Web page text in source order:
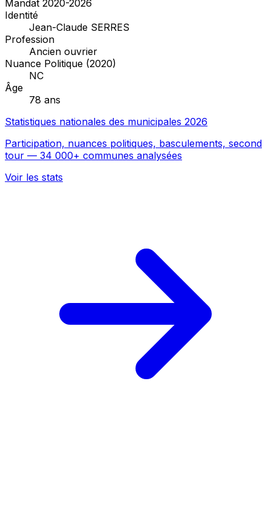
Mandat 2020-2026
Identité
Jean-Claude SERRES
Profession
Ancien ouvrier
Nuance Politique (2020)
NC
Âge
78 ans
Statistiques nationales des municipales 2026
Participation, nuances politiques, basculements, second
tour — 34 000+ communes analysées
Voir les stats